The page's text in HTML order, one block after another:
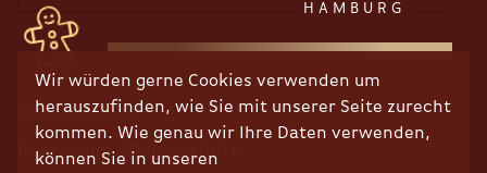
Wir würden gerne Cookies verwenden um
herauszufinden, wie Sie mit unserer Seite zurecht
kommen. Wie genau wir Ihre Daten verwenden,
können Sie in unseren
HAMBURG
RECHTLICHES
Impressum Datenschutz